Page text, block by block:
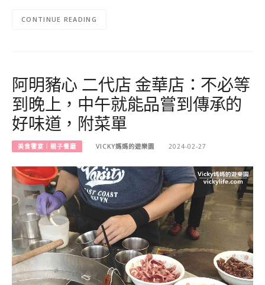
CONTINUE READING
阿明豬心 二代店 金華店：不必等
到晚上，中午就能品嘗到傳承的
好味道，附菜單
美食饗宴︱親子餐廳 VICKY媽媽的遊樂園 2024-02-27